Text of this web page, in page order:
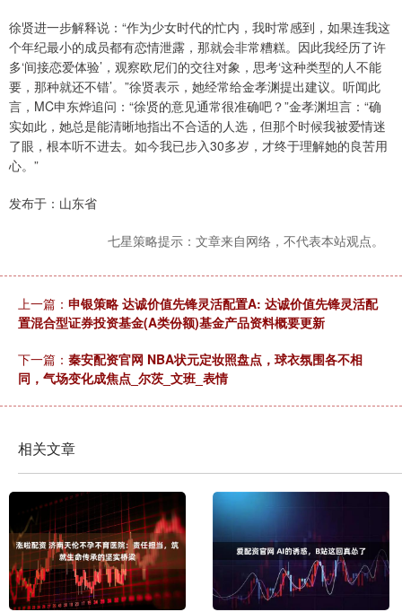
徐贤进一步解释说：“作为少女时代的忙内，我时常感到，如果连我这
个年纪最小的成员都有恋情泄露，那就会非常糟糕。因此我经历了许
多‘间接恋爱体验’，观察欧尼们的交往对象，思考‘这种类型的人不能
要，那种就还不错’。”徐贤表示，她经常给金孝渊提出建议。听闻此
言，MC申东烨追问：“徐贤的意见通常很准确吧？”金孝渊坦言：“确
实如此，她总是能清晰地指出不合适的人选，但那个时候我被爱情迷
了眼，根本听不进去。如今我已步入30多岁，才终于理解她的良苦用
心。”
发布于：山东省
七星策略提示：文章来自网络，不代表本站观点。
上一篇： 申银策略 达诚价值先锋灵活配置A: 达诚价值先锋灵活配
置混合型证券投资基金(A类份额)基金产品资料概要更新
下一篇： 秦安配资官网 NBA状元定妆照盘点，球衣氛围各不相
同，气场变化成焦点_尔茨_文班_表情
相关文章